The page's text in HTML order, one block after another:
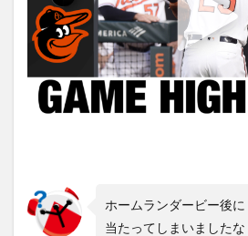
ホームランダービー後に
当たってしまいましたな